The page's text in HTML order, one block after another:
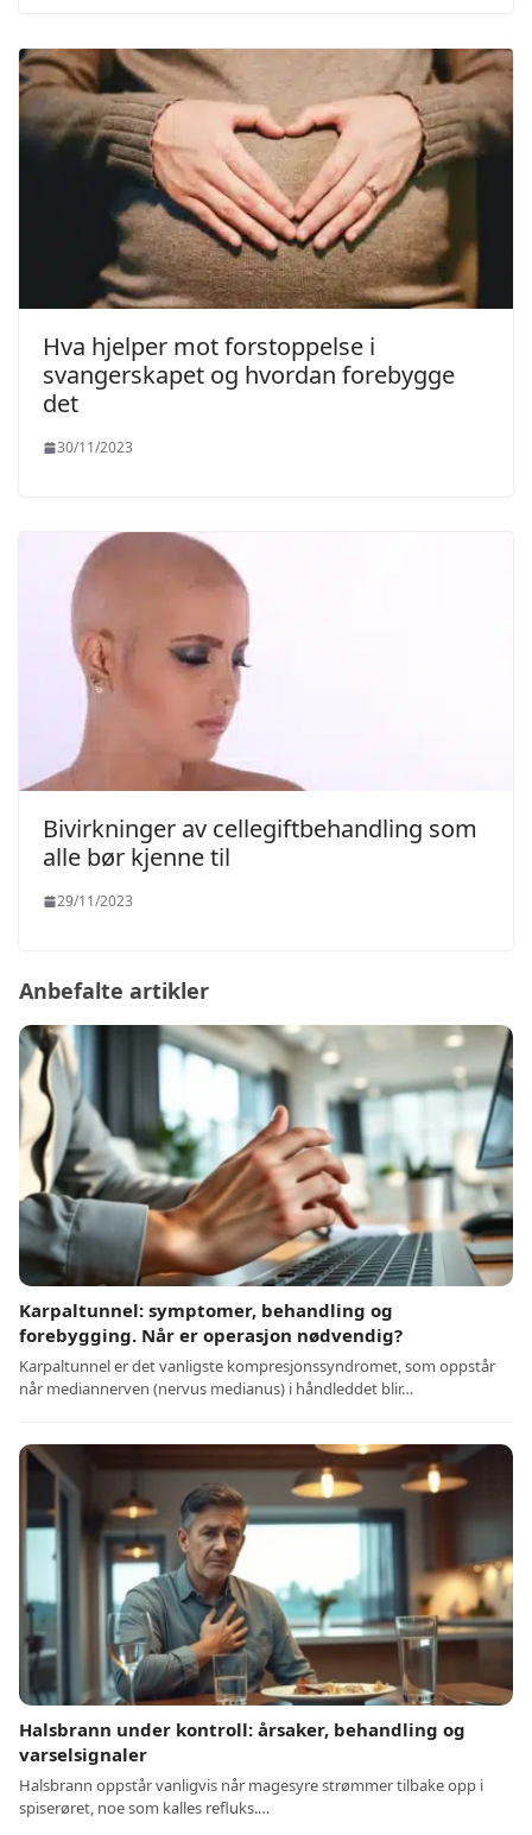
Hva hjelper mot forstoppelse i
svangerskapet og hvordan forebygge
det
30/11/2023
Bivirkninger av cellegiftbehandling som
alle bør kjenne til
29/11/2023
Anbefalte artikler
Karpaltunnel: symptomer, behandling og
forebygging. Når er operasjon nødvendig?
Karpaltunnel er det vanligste kompresjonssyndromet, som oppstår
når mediannerven (nervus medianus) i håndleddet blir…
Halsbrann under kontroll: årsaker, behandling og
varselsignaler
Halsbrann oppstår vanligvis når magesyre strømmer tilbake opp i
spiserøret, noe som kalles refluks.…